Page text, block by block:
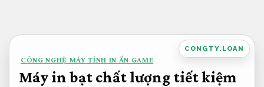
nội
dung
CONGTY.LOAN
CÔNG NGHỆ MÁY TÍNH IN ẤN GAME
Máy in bạt chất lượng tiết kiệm